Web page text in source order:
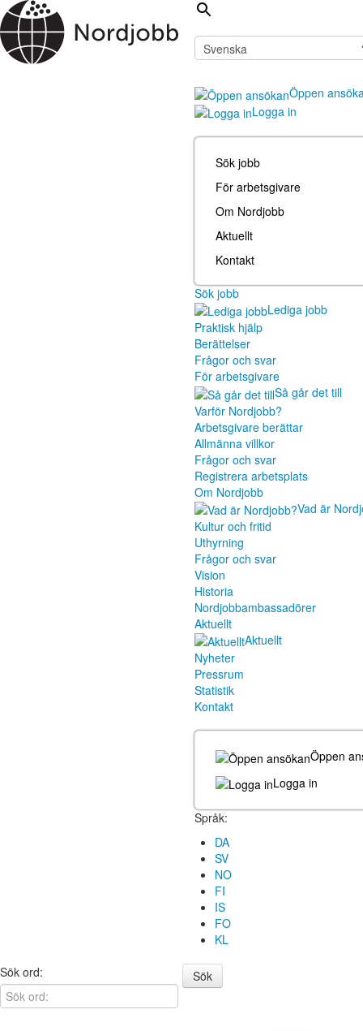
Öppen
Logga in
Sök jobb
För arbetsgivare
Om Nordjobb
Aktuellt
Kontakt
Sök jobb
Lediga jobb
Praktisk hjälp
Berättelser
Frågor och svar
För arbetsgivare
Så går det till
Varför Nordjobb?
Arbetsgivare berättar
Allmänna villkor
Frågor och svar
Registrera arbetsplats
Om Nordjobb
Vad är
Kultur och fritid
Uthyrning
Frågor och svar
Vision
Historia
Nordjobbambassadörer
Aktuellt
Aktuellt
Nyheter
Pressrum
Statistik
Kontakt
Öppen
Logga in
Språk:
DA
SV
NO
FI
IS
FO
KL
Sök ord:
Sök